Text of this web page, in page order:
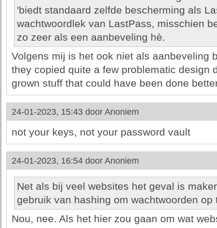
'biedt standaard zelfde bescherming als
wachtwoordlek van LastPass, misschien
zo zeer als een aanbeveling hè.
Volgens mij is het ook niet als aanbeveling
they copied quite a few problematic design
grown stuff that could have been done
24-01-2023, 15:43 door Anoniem
not your keys, not your password vault
24-01-2023, 16:54 door Anoniem
Net als bij veel websites het geval is
gebruik van hashing om wachtwoorden op
Nou, nee. Als het hier zou gaan om wat